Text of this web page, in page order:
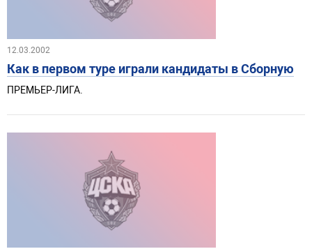
12.03.2002
Как в первом туре играли кандидаты в Сборную
ПРЕМЬЕР-ЛИГА.